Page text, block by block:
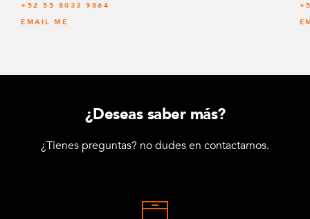
+52 55 8033 9864
EMAIL ME
¿Deseas saber más?
¿Tienes preguntas? no dudes en contactarnos.